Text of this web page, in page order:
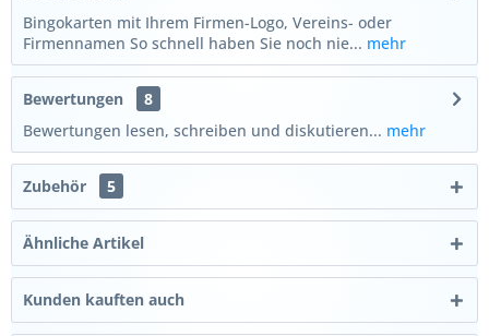
Bingokarten mit Ihrem Firmen-Logo, Vereins- oder
Firmennamen So schnell haben Sie noch nie... mehr
Bewertungen
8
Bewertungen lesen, schreiben und diskutieren... mehr
Zubehör 5
Ähnliche Artikel
Kunden kauften auch